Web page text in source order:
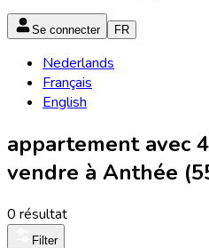
Se connecter FR
Nederlands
Français
English
appartement avec
vendre à Anthée
0 résultat
Filter